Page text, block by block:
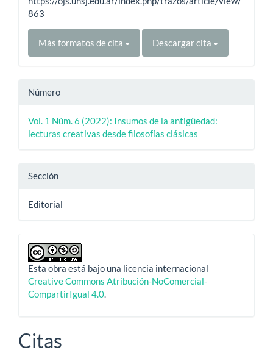
863
Más formatos de cita Descargar cita
Número
Vol. 1 Núm. 6 (2022): Insumos de la antigüedad:
lecturas creativas desde filosofías clásicas
Sección
Editorial
Esta obra está bajo una licencia internacional
Creative Commons Atribución-NoComercial-
CompartirIgual 4.0.
Citas